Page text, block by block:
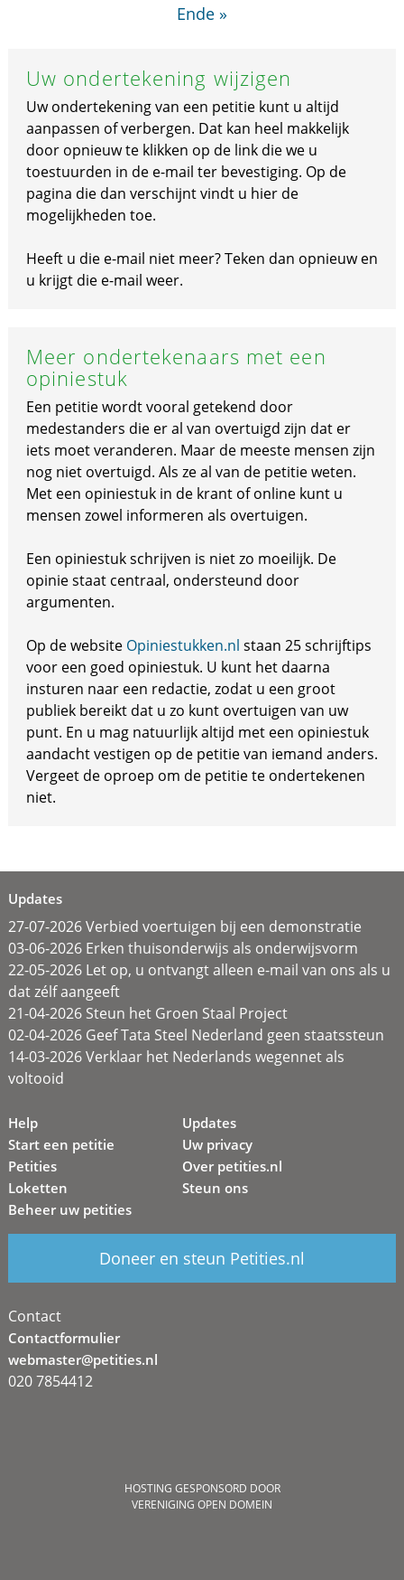
Ende »
Uw ondertekening wijzigen
Uw ondertekening van een petitie kunt u altijd
aanpassen of verbergen. Dat kan heel makkelijk
door opnieuw te klikken op de link die we u
toestuurden in de e-mail ter bevestiging. Op de
pagina die dan verschijnt vindt u hier de
mogelijkheden toe.
Heeft u die e-mail niet meer? Teken dan opnieuw en
u krijgt die e-mail weer.
Meer ondertekenaars met een
opiniestuk
Een petitie wordt vooral getekend door
medestanders die er al van overtuigd zijn dat er
iets moet veranderen. Maar de meeste mensen zijn
nog niet overtuigd. Als ze al van de petitie weten.
Met een opiniestuk in de krant of online kunt u
mensen zowel informeren als overtuigen.
Een opiniestuk schrijven is niet zo moeilijk. De
opinie staat centraal, ondersteund door
argumenten.
Op de website Opiniestukken.nl staan 25 schrijftips
voor een goed opiniestuk. U kunt het daarna
insturen naar een redactie, zodat u een groot
publiek bereikt dat u zo kunt overtuigen van uw
punt. En u mag natuurlijk altijd met een opiniestuk
aandacht vestigen op de petitie van iemand anders.
Vergeet de oproep om de petitie te ondertekenen
niet.
Updates
27-07-2026 Verbied voertuigen bij een demonstratie
03-06-2026 Erken thuisonderwijs als onderwijsvorm
22-05-2026 Let op, u ontvangt alleen e-mail van ons als u
dat zélf aangeeft
21-04-2026 Steun het Groen Staal Project
02-04-2026 Geef Tata Steel Nederland geen staatssteun
14-03-2026 Verklaar het Nederlands wegennet als
voltooid
Help
Start een petitie
Petities
Loketten
Beheer uw petities
Updates
Uw privacy
Over petities.nl
Steun ons
Doneer en steun Petities.nl
Contact
Contactformulier
webmaster@petities.nl
020 7854412
HOSTING GESPONSORD DOOR
VERENIGING OPEN DOMEIN